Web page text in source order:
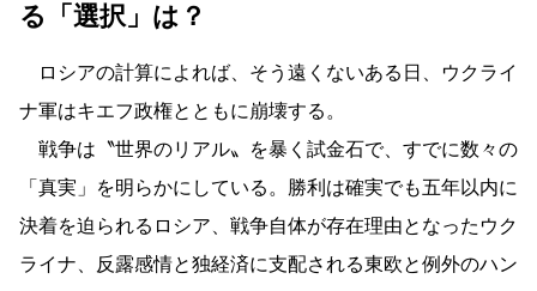
る「選択」は？
ロシアの計算によれば、そう遠くないある日、ウクライ
ナ軍はキエフ政権とともに崩壊する。
戦争は〝世界のリアル〟を暴く試金石で、すでに数々の
「真実」を明らかにしている。勝利は確実でも五年以内に
決着を迫られるロシア、戦争自体が存在理由となったウク
ライナ、反露感情と独経済に支配される東欧と例外のハン